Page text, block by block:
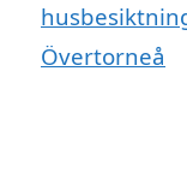
Övertorneå